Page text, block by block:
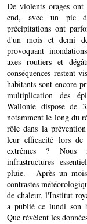
De violents orages
end, avec un pic
précipitations ont
d'un mois et demi
provoquant
axes routiers et
conséquences restent
habitants sont encore
multiplication des
Wallonie dispose de
notamment le long du
rôle dans la
leur efficacité lors de
extrêmes ? Nous
infrastructures
pluie. - Après un
contrastes
de chaleur, l'Institut
a publié ce lundi son
Que révèlent les